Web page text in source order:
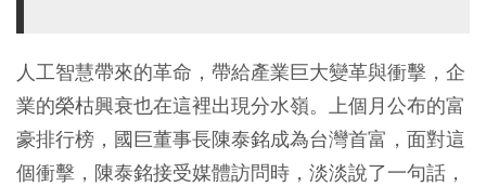
人工智慧帶來的革命，帶給產業巨大變革與衝擊，企
業的榮枯興衰也在這裡出現分水嶺。上個月公布的富
豪排行榜，國巨董事長陳泰銘成為台灣首富，面對這
個衝擊，陳泰銘接受媒體訪問時，淡淡說了一句話，